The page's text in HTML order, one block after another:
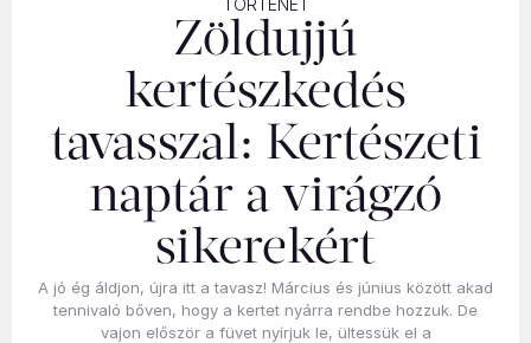
TÖRTÉNET
Zöldujjú
kertészkedés
tavasszal: Kertészeti
naptár a virágzó
sikerekért
A jó ég áldjon, újra itt a tavasz! Március és június között akad
tennivaló bőven, hogy a kertet nyárra rendbe hozzuk. De
vajon először a füvet nyírjuk le, ültessük el a